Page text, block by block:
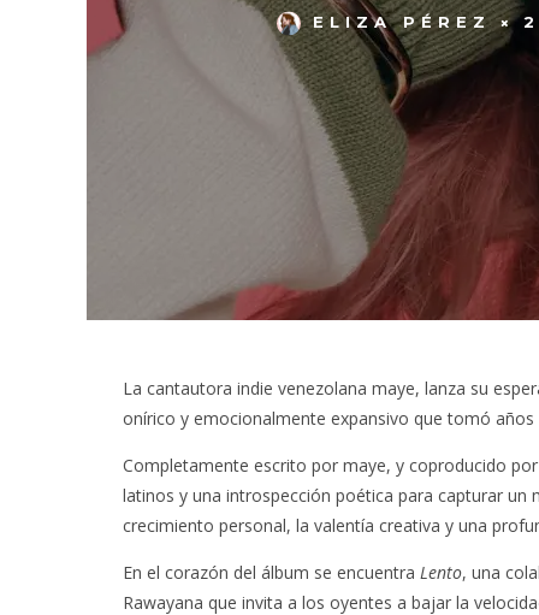
ELIZA PÉREZ
La cantautora indie venezolana maye, lanza su
onírico y emocionalmente expansivo que tomó años
Completamente escrito por maye, y coproducido
latinos y una introspección poética para capturar
crecimiento personal, la valentía creativa y una
En el corazón del álbum se encuentra Lento, una
Rawayana que invita a los oyentes a bajar la